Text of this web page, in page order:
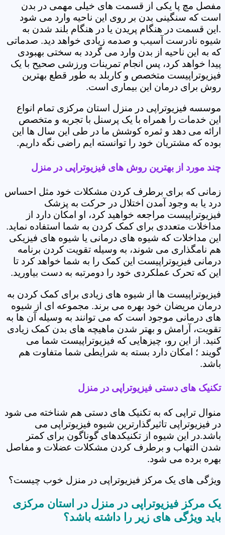
مفصل مچ پا یکی از قسمت های خیلی مهمی در بدن
است که سنگینی بدن بر روی این ناحیه وارد می شود
.این قسمت در هنگام پریدن یا در هنگام بلند شدن به
شیوه نادرست آسیب و صدمه زیادی خواهد دید. صدماتی
که به این ناحیه از بدن وارد می گردد به سختی بهبودی
پیدا خواهد کرد، پس انجام تمرینات ورزشی صحیح با یک
فیزیوتراپیست متخصص و کاربلد به طور قطع بهترین
روش برای درمان این بیماری است.
موسسه فیزیوتراپی در منزل استان مرکزی تمام انواع
این خدمات را همراه با یک پرسنل با تجربه و متخصص
ارائه می دهد و ثمره کوشش ما در طی این سال ها این
بوده که مشتریان خود را توانسته ایم راضی نگه داریم.
چند مورد از بهترین روش های فیزیوتراپی در منزل
زمانی که برای برطرف کردن مشکلات خود مثل احساس
درد یا به وجود آمدن اختلال در حرکت به پزشک
فیزیوتراپیست مراجعه خواهید کرد، او امکان دارد از
مداخلات متعددی برای کمک کردن به شما استفاده نماید.
این مداخلات که شیوه های درمانی یا شیوه های فیزیکی
هم نامگذاری می شوند، به وسیله تقویت کردن برنامه
درمانی فیزیوتراپیست این کمک را به شما خواهد کرد تا
این که تحرک عملکردی خود را دومرتبه به دست بیاورید.
فیزیوتراپیست ها از شیوه های زیادی برای کمک کردن به
درمان مریضان خود بهره می برند. مجموعه ای از شیوه
های درمانی موجود است که می توانند به وسیله آن ها به
تقویت، آرامش و بهتر شدن ماهیچه های بدن کمک زیادی
کنید. از این رو، چیزهایی که فیزیوتراپیست شما می
گویند ؛ امکان دارد بسته به شرایطی شما متفاوت هم
باشد.
تکنیک های دستی فیزیوتراپی در منزل
منوال تراپی که به تکنیک های دستی هم شناخته می شود
در فیزیوتراپی تاثیرگذارترین شیوه فیزیوتراپی می
باشد.در این شیوه از تکنیکدهای گوناگون برای کمتر
شدن التهاب و برطرف کردن مشکلات عضلات و مفاصل
بهره برده می شود.
ویژگی های یک مرکز فیزیوتراپی در منزل خوب چیست؟
یک مرکز فیزیوتراپی در منزل در استان مرکزی
باید ویژگی های زیر را داشته باشد؟